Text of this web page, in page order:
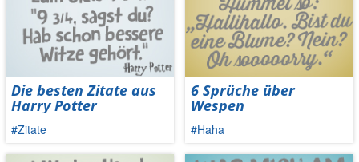
Die besten Zitate aus
Harry Potter
#Zitate
6 Sprüche über
Wespen
#Haha